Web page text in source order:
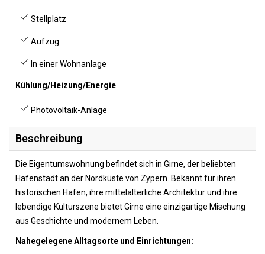
Stellplatz
Aufzug
In einer Wohnanlage
Kühlung/Heizung/Energie
Photovoltaik-Anlage
Beschreibung
Die Eigentumswohnung befindet sich in Girne, der beliebten
Hafenstadt an der Nordküste von Zypern. Bekannt für ihren
historischen Hafen, ihre mittelalterliche Architektur und ihre
lebendige Kulturszene bietet Girne eine einzigartige Mischung
aus Geschichte und modernem Leben.
Nahegelegene Alltagsorte und Einrichtungen: